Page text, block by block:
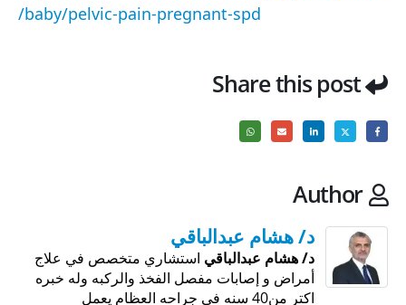
baby/pelvic-pain-pregnant-spd/
Share this post
Author
د/ هشام عبدالباقي
د/ هشام عبدالباقي استشاري متخصص في علاج
أمراض و إصابات مفصل الفخذ والركبه وله خبره
اكتر من40 سنه في جراحه العظام يعمل